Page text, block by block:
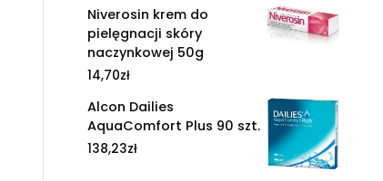
Niverosin krem do
pielęgnacji skóry
naczynkowej 50g
14,70zł
Alcon Dailies
AquaComfort Plus 90 szt.
138,23zł